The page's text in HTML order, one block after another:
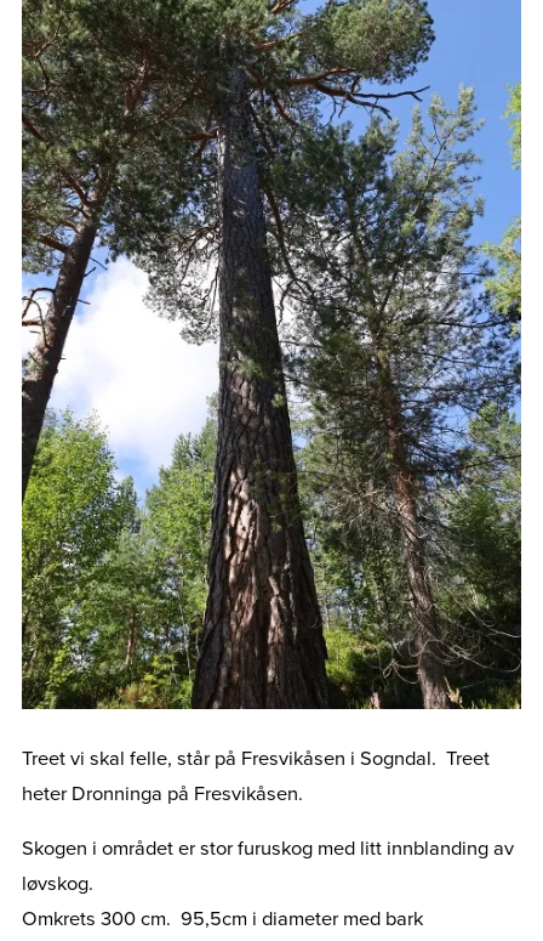
Treet vi skal felle, står på Fresvikåsen i Sogndal. Treet
heter Dronninga på Fresvikåsen.
Skogen i området er stor furuskog med litt innblanding av
løvskog.
Omkrets 300 cm. 95,5cm i diameter med bark